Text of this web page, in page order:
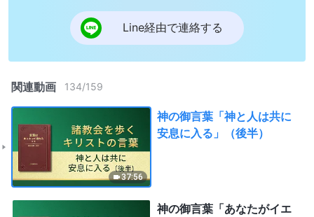
Line経由で連絡する
関連動画 134/159
37:56
神の御言葉「神と人は共に
安息に入る」（後半）
神の御言葉「あなたがイエ